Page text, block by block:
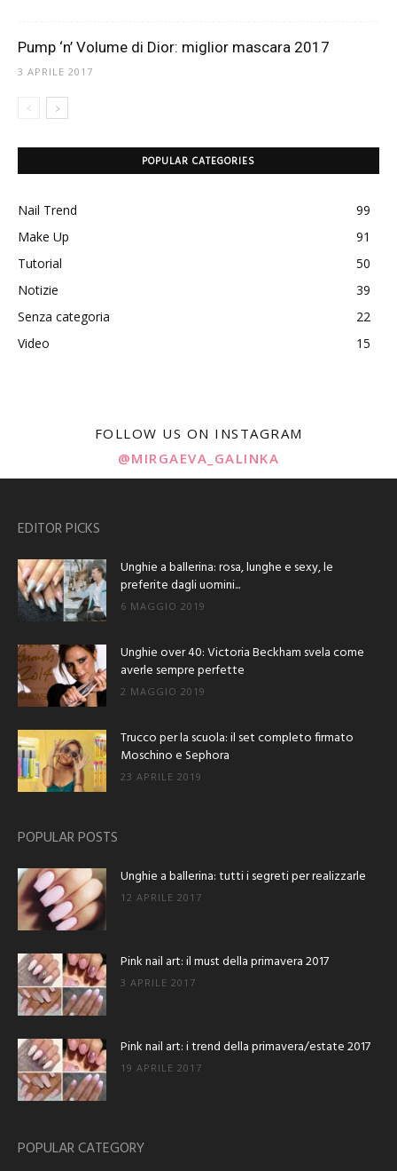
Pump ‘n’ Volume di Dior: miglior mascara 2017
3 APRILE 2017
POPULAR CATEGORIES
Nail Trend
99
Make Up
91
Tutorial
50
Notizie
39
Senza categoria
22
Video
15
FOLLOW US ON INSTAGRAM
@MIRGAEVA_GALINKA
EDITOR PICKS
Unghie a ballerina: rosa, lunghe e sexy, le
preferite dagli uomini...
6 MAGGIO 2019
Unghie over 40: Victoria Beckham svela come
averle sempre perfette
2 MAGGIO 2019
Trucco per la scuola: il set completo firmato
Moschino e Sephora
23 APRILE 2019
POPULAR POSTS
Unghie a ballerina: tutti i segreti per realizzarle
12 APRILE 2017
Pink nail art: il must della primavera 2017
3 APRILE 2017
Pink nail art: i trend della primavera/estate 2017
19 APRILE 2017
POPULAR CATEGORY